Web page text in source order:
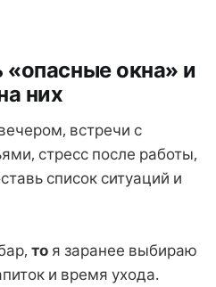
окна» и
них
встречи с
стресс после работы,
список ситуаций и
то я заранее выбираю
и время ухода.